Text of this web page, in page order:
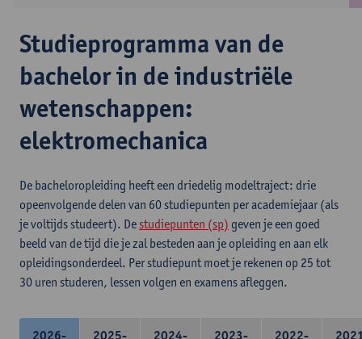
Studieprogramma van de
bachelor in de industriële
wetenschappen:
elektromechanica
De bacheloropleiding heeft een driedelig modeltraject: drie
opeenvolgende delen van 60 studiepunten per academiejaar (als
je voltijds studeert). De studiepunten (sp) geven je een goed
beeld van de tijd die je zal besteden aan je opleiding en aan elk
opleidingsonderdeel. Per studiepunt moet je rekenen op 25 tot
30 uren studeren, lessen volgen en examens afleggen.
2026-
2025-
2024-
2023-
2022-